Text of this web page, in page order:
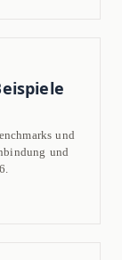
und
und